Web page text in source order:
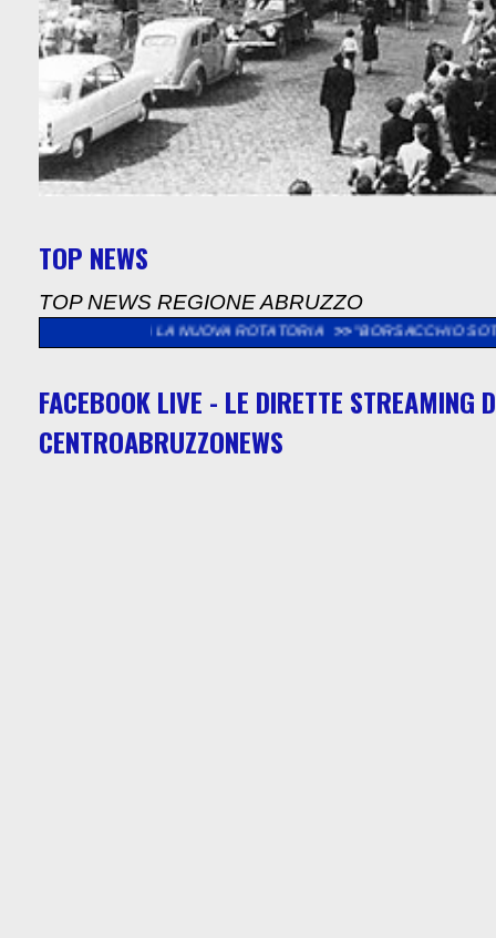
TOP NEWS
TOP NEWS REGIONE ABRUZZO
LA NUOVA ROTATORIA >> "BORSACCHIO SOTTO LE STELLE
FACEBOOK LIVE - LE DIRETTE STREAMING
CENTROABRUZZONEWS